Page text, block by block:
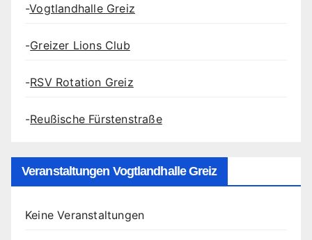
-Vogtlandhalle Greiz
-Greizer Lions Club
-RSV Rotation Greiz
-Reußische Fürstenstraße
Veranstaltungen Vogtlandhalle Greiz
Keine Veranstaltungen